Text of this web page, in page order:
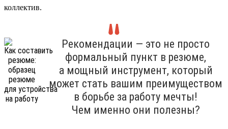
коллектив.
Рекомендации — это не просто
формальный пункт в резюме,
а мощный инструмент, который
может стать вашим преимуществом
в борьбе за работу мечты!
Чем именно они полезны?